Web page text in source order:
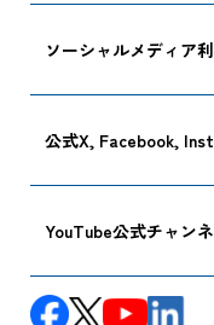
ソーシャルメディア
公式X, Facebook,
YouTube公式チャン